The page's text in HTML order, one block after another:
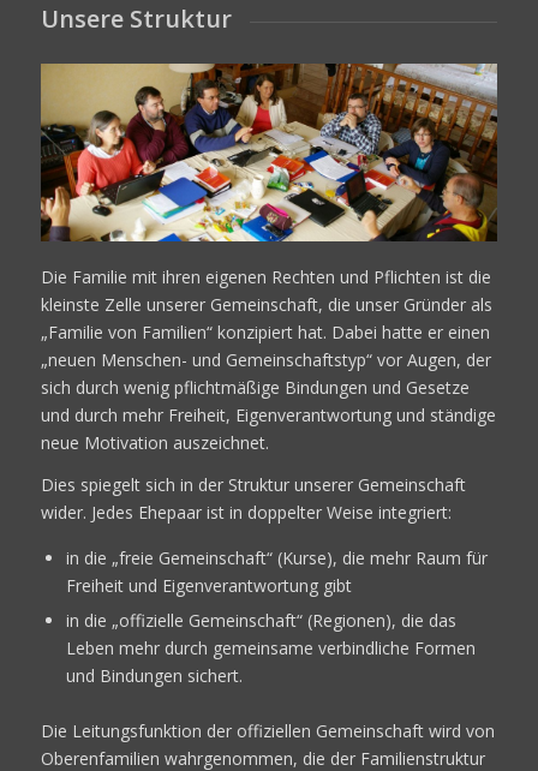
Unsere Struktur
Die Familie mit ihren eigenen Rechten und Pflichten ist die
kleinste Zelle unserer Gemeinschaft, die unser Gründer als
„Familie von Familien“ konzipiert hat. Dabei hatte er einen
„neuen Menschen- und Gemeinschaftstyp“ vor Augen, der
sich durch wenig pflichtmäßige Bindungen und Gesetze
und durch mehr Freiheit, Eigenverantwortung und ständige
neue Motivation auszeichnet.
Dies spiegelt sich in der Struktur unserer Gemeinschaft
wider. Jedes Ehepaar ist in doppelter Weise integriert:
in die „freie Gemeinschaft“ (Kurse), die mehr Raum für
Freiheit und Eigenverantwortung gibt
in die „offizielle Gemeinschaft“ (Regionen), die das
Leben mehr durch gemeinsame verbindliche Formen
und Bindungen sichert.
Die Leitungsfunktion der offiziellen Gemeinschaft wird von
Oberenfamilien wahrgenommen, die der Familienstruktur